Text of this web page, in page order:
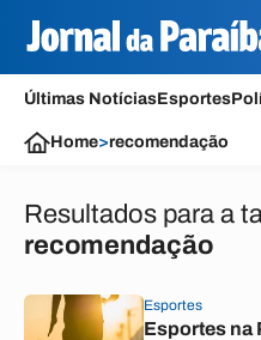
Últimas NotíciasEsportes
Home>recomendação
Resultados para a
recomendação
Esportes
Esportes na